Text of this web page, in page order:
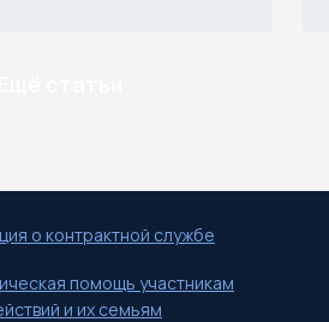
о контрактной службе
помощь участникам
и их семьям